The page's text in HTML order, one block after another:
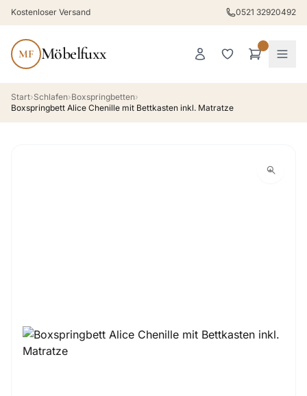
Kostenloser Versand 0521 32920492
MF Möbelfuxx
Start›Schlafen›Boxspringbetten›
Boxspringbett Alice Chenille mit Bettkasten inkl. Matratze